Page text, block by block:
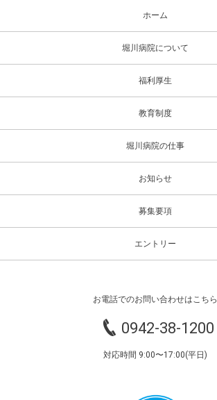
ホーム
堀川病院について
福利厚生
教育制度
堀川病院の仕事
お知らせ
募集要項
エントリー
お電話でのお問い合わせはこちら
0942-38-1200
対応時間 9:00〜17:00(平日)